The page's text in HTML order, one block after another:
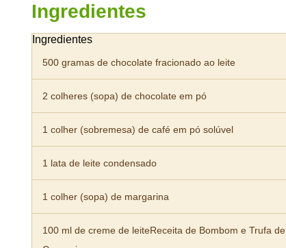
Ingredientes
Ingredientes
500 gramas de chocolate fracionado ao leite
2 colheres (sopa) de chocolate em pó
1 colher (sobremesa) de café em pó solúvel
1 lata de leite condensado
1 colher (sopa) de margarina
100 ml de creme de leiteReceita de Bombom e Trufa de